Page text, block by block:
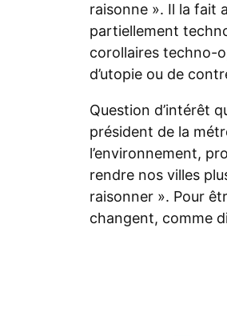
raisonne ». Il la fait
partiellement
corollaires techno-
d’utopie ou de
Question d’intérêt
président de la
l’environnement,
rendre nos villes
raisonner ». Pour
changent, comme